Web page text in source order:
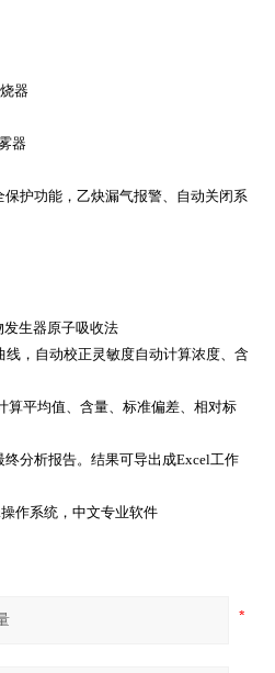
器
器
保护功能，乙炔漏气报警、自动关闭系
生器原子吸收法
线，自动校正灵敏度自动计算浓度、含
算平均值、含量、标准偏差、相对标
终分析报告。结果可导出成Excel工作
操作系统，中文专业软件